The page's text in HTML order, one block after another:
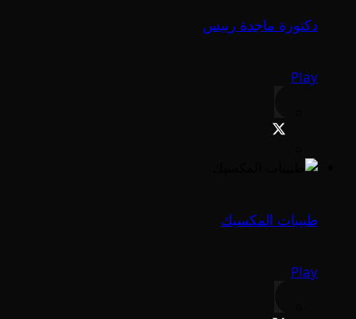
دكتورة ماجدة رييس
Play
طبيبات المكسيك
Play